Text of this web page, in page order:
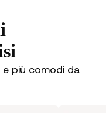
e più comodi da